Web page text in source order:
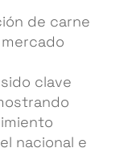
de carne
clave
nacional e